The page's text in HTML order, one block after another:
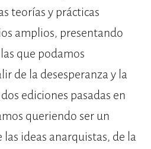
teorías y prácticas
amplios, presentando
que podamos
de la desesperanza y la
ediciones pasadas en
queriendo ser un
ideas anarquistas, de la